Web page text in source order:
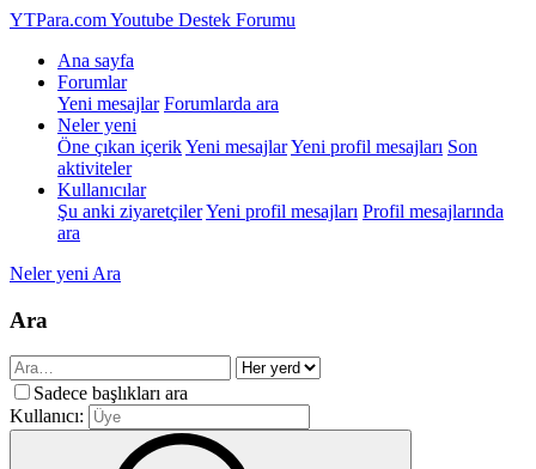
YTPara.comYoutube Destek Forumu
Ana sayfa
Forumlar
Yeni mesajlar Forumlarda ara
Neler yeni
Öne çıkan içerikYeni mesajlarYeni profil mesajları Son
aktiviteler
Kullanıcılar
Şu anki ziyaretçilerYeni profil mesajları Profil mesajlarında
ara
Neler yeni Ara
Ara
Sadece başlıkları ara
Kullanıcı: